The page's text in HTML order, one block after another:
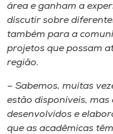
área e ganham a
discutir sobre
também para a
projetos que possam
região.
– Sabemos, muitas
estão disponíveis,
desenvolvidos e
que as acadêmicas